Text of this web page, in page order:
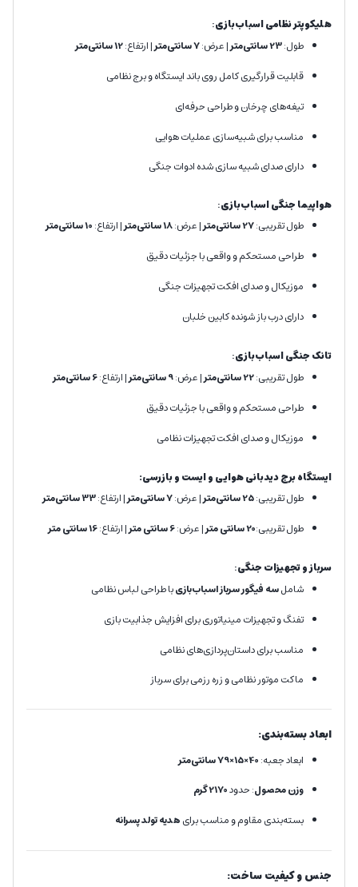
هلیکوپتر نظامی اسباب‌بازی:
طول:23سانتی‌متر| عرض:7 سانتی‌متر | ارتفاع:12 سانتی‌متر
قابلیت قرارگیری کامل روی باند ایستگاه و برج نظامی
تیغه‌های چرخان و طراحی حرفه‌ای
مناسب برای شبیه‌سازی عملیات هوایی
دارای صدای شبیه سازی شده ادوات جنگی
هواپیما جنگی اسباب‌بازی:
طول تقریبی:27 سانتی‌متر | عرض:18 سانتی‌متر | ارتفاع:10 سانتی‌متر
طراحی مستحکم و واقعی با جزئیات دقیق
موزیکال و صدای افکت تجهیزات جنگی
دارای درب باز شونده کابین خلبان
تانک جنگی اسباب‌بازی:
طول تقریبی:22 سانتی‌متر | عرض:9 سانتی‌متر | ارتفاع:6 سانتی‌متر
طراحی مستحکم و واقعی با جزئیات دقیق
موزیکال و صدای افکت تجهیزات نظامی
ایستگاه برج دیدبانی هوایی وایست و بازرسی:
طول تقریبی:25 سانتی‌متر | عرض:7 سانتی‌متر | ارتفاع:33 سانتی‌متر
طول تقریبی:20 سانتی متر | عرض:6 سانتی متر | ارتفاع:16 سانتی متر
سرباز و تجهیزات جنگی:
شاملسه فیگور سرباز اسباب‌بازیبا طراحی لباس نظامی
تفنگ و تجهیزات مینیاتوری برای افزایش جذابیت بازی
مناسب برای داستان‌پردازی‌های نظامی
ماکت موتور نظامی و زره رزمی برای سرباز
ابعاد بسته‌بندی:
ابعاد جعبه:40×15×79 سانتی‌متر
وزن محصول: حدود2170 گرم
بسته‌بندی مقاوم و مناسب برایهدیه تولد پسرانه
جنس و کیفیت ساخت: